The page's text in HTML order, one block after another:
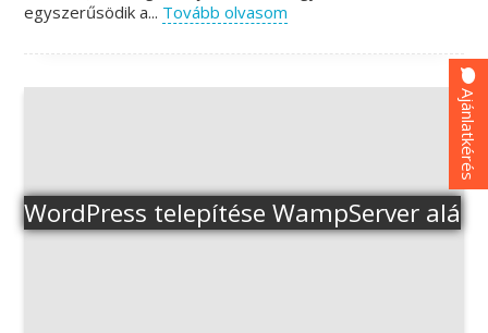
egyszerűsödik a... Tovább olvasom
WordPress telepítése WampServer alá
Ajánlatkérés